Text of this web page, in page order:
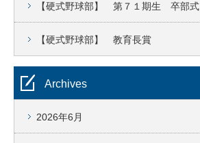
【硬式野球部】 第７１期生 卒部式
【硬式野球部】 教育長賞
Archives
2026年6月